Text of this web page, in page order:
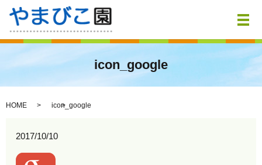
メ
icon_google
HOME icon_google
2017/10/10